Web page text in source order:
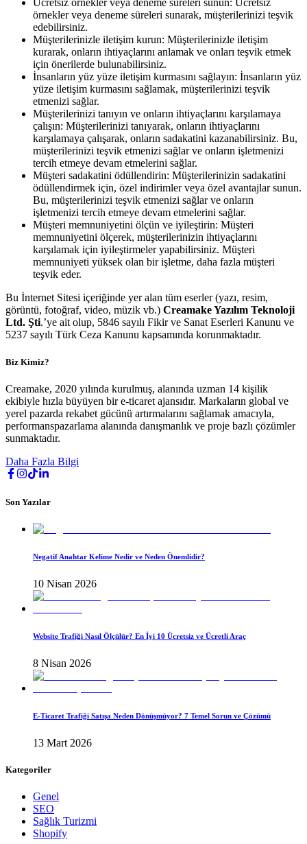
Ücretsiz örnekler veya deneme süreleri sunun: Ücretsiz
örnekler veya deneme süreleri sunarak, müşterilerinizi teşvik
edebilirsiniz.
Müşterilerinizle iletişim kurun: Müşterilerinizle iletişim
kurarak, onların ihtiyaçlarını anlamak ve onları teşvik etmek
için önerilerde bulunabilirsiniz.
İnsanların yüz yüze iletişim kurmasını sağlayın: İnsanların yüz
yüze iletişim kurmasını sağlamak, müşterilerinizi teşvik
etmenizi sağlar.
Müşterilerinizi tanıyın ve onların ihtiyaçlarını karşılamaya
çalışın: Müşterilerinizi tanıyarak, onların ihtiyaçlarını
karşılamaya çalışarak, onların sadakatini kazanabilirsiniz. Bu,
müşterilerinizi teşvik etmenizi sağlar ve onların işletmenizi
tercih etmeye devam etmelerini sağlar.
Müşteri sadakatini ödüllendirin: Müşterilerinizin sadakatini
ödüllendirmek için, özel indirimler veya özel avantajlar sunun.
Bu, müşterilerinizi teşvik etmenizi sağlar ve onların
işletmenizi tercih etmeye devam etmelerini sağlar.
Müşteri memnuniyetini ölçün ve iyileştirin: Müşteri
memnuniyetini ölçerek, müşterilerinizin ihtiyaçlarını
karşılamak için iyileştirmeler yapabilirsiniz. Müşteri
memnuniyeti yüksek olan bir işletme, daha fazla müşteri
teşvik eder.
Bu İnternet Sitesi içeriğinde yer alan tüm eserler (yazı, resim,
görüntü, fotoğraf, video, müzik vb.) Creamake Yazılım Teknoloji
Ltd. Şti.’ye ait olup, 5846 sayılı Fikir ve Sanat Eserleri Kanunu ve
5237 sayılı Türk Ceza Kanunu kapsamında korunmaktadır.
Biz Kimiz?
Creamake, 2020 yılında kurulmuş, alanında uzman 14 kişilik
ekibiyle hızla büyüyen bir e-ticaret ajansıdır. Markaların global ve
yerel pazarda rekabet gücünü artırmalarını sağlamak amacıyla,
performanspazarlama alanında danışmanlık ve proje bazlı çözümler
sunmaktadır.
Daha Fazla Bilgi
Son Yazılar
Negatif Anahtar Kelime Nedir ve Neden Önemlidir?
10 Nisan 2026
Website Trafiği Nasıl Ölçülür? En İyi 10 Ücretsiz ve Ücretli Araç
8 Nisan 2026
E-Ticaret Trafiği Satışa Neden Dönüşmüyor? 7 Temel Sorun ve Çözümü
13 Mart 2026
Kategoriler
Genel
SEO
Sağlık Turizmi
Shopify